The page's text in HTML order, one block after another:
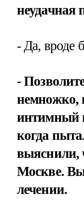
неудачная
- Да, вроде
-
немножко,
интимный
когда
выяснили,
Москве.
лечении.